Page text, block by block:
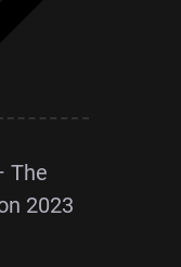
The
2023